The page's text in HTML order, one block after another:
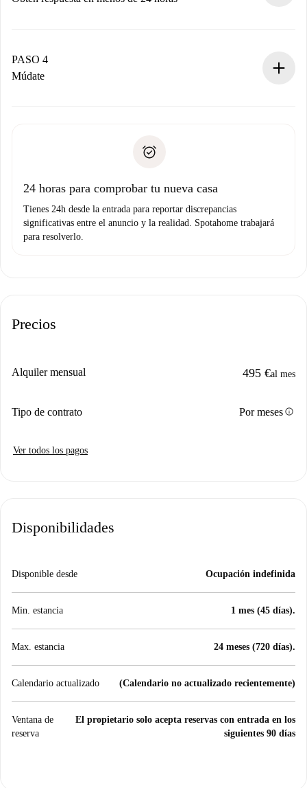
contacto con el propietario.
Si es rechazada: No te haremos ningún cargo y te
Prueba de solvencia
PASO 4
Múdate
no nos comunicas ningún problema.
24 horas para comprobar tu nueva casa
Tienes 24h desde la entrada para reportar discrepancias
significativas entre el anuncio y la realidad. Spotahome trabajará
para resolverlo.
Precios
Alquiler mensual 495 €al mes
Tipo de contrato Por mesesinfo
Ver todos los pagos
Disponibilidades
Disponible desde Ocupación indefinida
Min. estancia 1 mes (45 días).
Max. estancia 24 meses (720 días).
Calendario actualizado (Calendario no actualizado recientemente)
Ventana de
reserva
El propietario solo acepta reservas con entrada en los
siguientes 90 días